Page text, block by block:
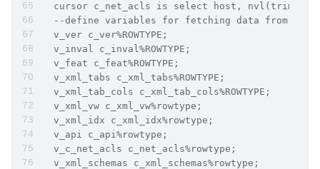
cursor c_net_acls is select host,
--define variables for fetching data from
  v_ver c_ver%ROWTYPE;
  v_inval c_inval%ROWTYPE;
  v_feat c_feat%ROWTYPE;
  v_xml_tabs c_xml_tabs%ROWTYPE;
  v_xml_tab_cols c_xml_tab_cols%ROWTYPE;
  v_xml_vw c_xml_vw%rowtype;
  v_xml_idx c_xml_idx%rowtype;
  v_api c_api%rowtype;
  v_c_net_acls c_net_acls%rowtype;
  v_xml_schemas c_xml_schemas%rowtype;